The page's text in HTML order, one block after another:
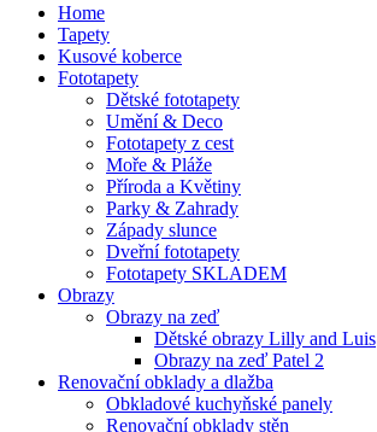
Home
Tapety
Kusové koberce
Fototapety
Dětské fototapety
Umění & Deco
Fototapety z cest
Moře & Pláže
Příroda a Květiny
Parky & Zahrady
Západy slunce
Dveřní fototapety
Fototapety SKLADEM
Obrazy
Obrazy na zeď
Dětské obrazy Lilly and Luis
Obrazy na zeď Patel 2
Renovační obklady a dlažba
Obkladové kuchyňské panely
Renovační obklady stěn